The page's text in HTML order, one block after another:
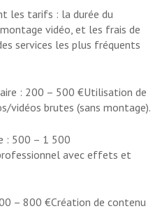
les tarifs : la durée du
vidéo, et les frais de
services les plus fréquents
: 200 – 500 €Utilisation de
vidéos brutes (sans montage).
: 500 – 1 500
avec effets et
– 800 €Création de contenu